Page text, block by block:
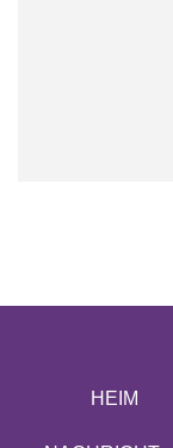
HEIM